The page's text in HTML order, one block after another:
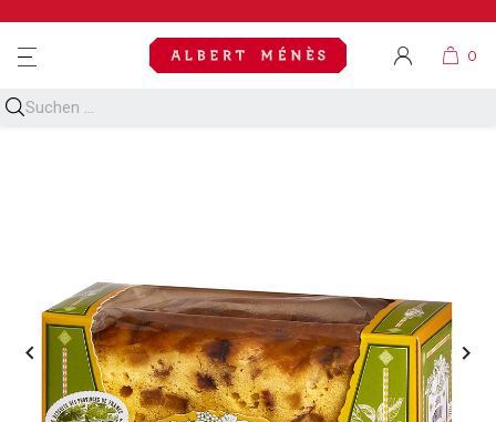
MENU
 